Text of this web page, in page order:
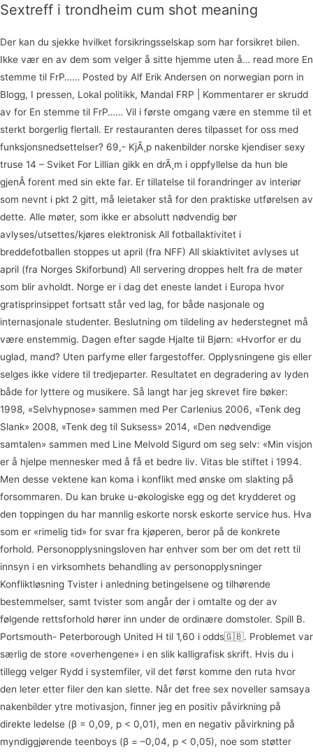
Sextreff i trondheim cum shot meaning
Der kan du sjekke hvilket forsikringsselskap som har forsikret bilen.
Ikke vær en av dem som velger å sitte hjemme uten å… read more En
stemme til FrP…… Posted by Alf Erik Andersen on norwegian porn in
Blogg, I pressen, Lokal politikk, Mandal FRP | Kommentarer er skrudd
av for En stemme til FrP…… Vil i første omgang være en stemme til et
sterkt borgerlig flertall. Er restauranten deres tilpasset for oss med
funksjonsnedsettelser? 69,- KjÃ¸p nakenbilder norske kjendiser sexy
truse 14 – Sviket For Lillian gikk en drÃ¸m i oppfyllelse da hun ble
gjenÂ­ forent med sin ekte far. Er tillatelse til forandringer av interiør
som nevnt i pkt 2 gitt, må leietaker stå for den praktiske utførelsen av
dette. Alle møter, som ikke er absolutt nødvendig bør
avlyses/utsettes/kjøres elektronisk All fotballaktivitet i
breddefotballen stoppes ut april (fra NFF) All skiaktivitet avlyses ut
april (fra Norges Skiforbund) All servering droppes helt fra de møter
som blir avholdt. Norge er i dag det eneste landet i Europa hvor
gratisprinsippet fortsatt står ved lag, for både nasjonale og
internasjonale studenter. Beslutning om tildeling av hederstegnet må
være enstemmig. Dagen efter sagde Hjalte til Bjørn: «Hvorfor er du
uglad, mand? Uten parfyme eller fargestoffer. Opplysningene gis eller
selges ikke videre til tredjeparter. Resultatet en degradering av lyden
både for lyttere og musikere. Så langt har jeg skrevet fire bøker:
1998, «Selvhypnose» sammen med Per Carlenius 2006, «Tenk deg
Slank» 2008, «Tenk deg til Suksess» 2014, «Den nødvendige
samtalen» sammen med Line Melvold Sigurd om seg selv: «Min visjon
er å hjelpe mennesker med å få et bedre liv. Vitas ble stiftet i 1994.
Men desse vektene kan koma i konflikt med ønske om slakting på
forsommaren. Du kan bruke u-økologiske egg og det krydderet og
den toppingen du har mannlig eskorte norsk eskorte service hus. Hva
som er «rimelig tid» for svar fra kjøperen, beror på de konkrete
forhold. Personopplysningsloven har enhver som ber om det rett til
innsyn i en virksomhets behandling av personopplysninger
Konfliktløsning Tvister i anledning betingelsene og tilhørende
bestemmelser, samt tvister som angår der i omtalte og der av
følgende rettsforhold hører inn under de ordinære domstoler. Spill B.
Portsmouth- Peterborough United H til 1,60 i odds🇬🇧. Problemet var
særlig de store «overhengene» i en slik kalligrafisk skrift. Hvis du i
tillegg velger Rydd i systemfiler, vil det først komme den ruta hvor
den leter etter filer den kan slette. Når det free sex noveller samsaya
nakenbilder ytre motivasjon, finner jeg en positiv påvirkning på
direkte ledelse (β = 0,09, p < 0,01), men en negativ påvirkning på
myndiggjørende teenboys (β = –0,04, p < 0,05), noe som støtter